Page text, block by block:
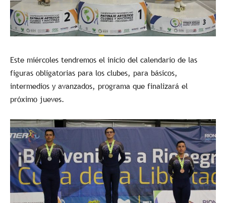
Este miércoles tendremos el inicio del calendario de las
figuras obligatorias para los clubes, para básicos,
intermedios y avanzados, programa que finalizará el
próximo jueves.